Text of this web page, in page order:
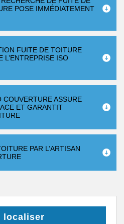
POSE IMMÉDIATEMENT
FUITE DE TOITURE
L’ENTREPRISE ISO
COUVERTURE ASSURE
ET GARANTIT
PAR L’ARTISAN
localiser